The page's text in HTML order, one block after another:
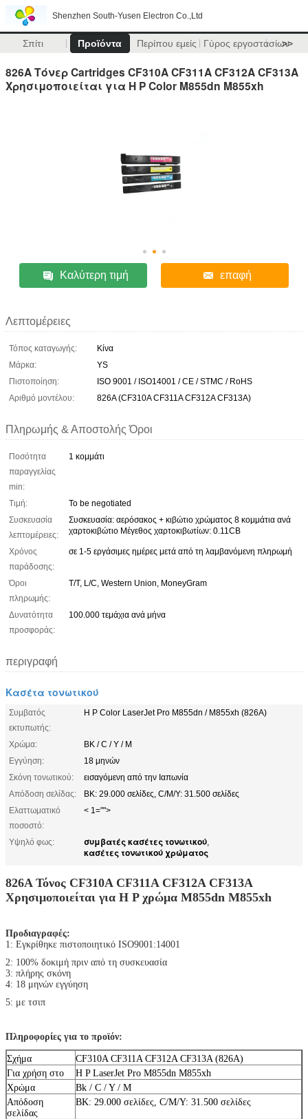
Shenzhen South-Yusen Electron Co.,Ltd
Σπίτι Προϊόντα Περίπου εμείς Γύρος εργοστασίων
>>
826A Τόνερ Cartridges CF310A CF311A CF312A CF313A
Χρησιμοποιείται για H P Color M855dn M855xh
Καλύτερη τιμή επαφή
Λεπτομέρειες
Τόπος καταγωγής:
Κίνα
Μάρκα:
YS
Πιστοποίηση:
ISO 9001 / ISO14001 / CE / STMC / RoHS
Αριθμό μοντέλου:
826A (CF310A CF311A CF312A CF313A)
Πληρωμής & Αποστολής Όροι
Ποσότητα
παραγγελίας
min:
1 κομμάτι
Τιμή:
To be negotiated
Συσκευασία
λεπτομέρειες:
Συσκευασία: αερόσακος + κιβώτιο χρώματος 8 κομμάτια ανά
χαρτοκιβώτιο Μέγεθος χαρτοκιβωτίων: 0.11CB
Χρόνος
παράδοσης:
σε 1-5 εργάσιμες ημέρες μετά από τη λαμβανόμενη πληρωμή
Όροι
πληρωμής:
T/T, L/C, Western Union, MoneyGram
Δυνατότητα
προσφοράς:
100.000 τεμάχια ανά μήνα
περιγραφή
Κασέτα τονωτικού
Συμβατός
εκτυπωτής:
H P Color LaserJet Pro M855dn / M855xh (826A)
Χρώμα:
BK / C / Y / M
Εγγύηση:
18 μηνών
Σκόνη τονωτικού:
εισαγόμενη από την Ιαπωνία
Απόδοση σελίδας:
BK: 29.000 σελίδες, C/M/Y: 31.500 σελίδες
Ελαττωματικό
ποσοστό:
< 1="">
Υψηλό φως: συμβατές κασέτες τονωτικού,
κασέτες τονωτικού χρώματος
826A Τόνος CF310A CF311A CF312A CF313A
Χρησιμοποιείται για H P χρώμα M855dn M855xh
Προδιαγραφές:
1: Εγκρίθηκε πιστοποιητικό ISO9001:14001
2: 100% δοκιμή πριν από τη συσκευασία
3: πλήρης σκόνη
4: 18 μηνών εγγύηση
5: με τσιπ
Πληροφορίες για το προϊόν:
Σχήμα
CF310A CF311A CF312A CF313A (826A)
Για χρήση στο
H P LaserJet Pro M855dn M855xh
Χρώμα
Bk / C / Y / M
Απόδοση
σελίδας
BK: 29.000 σελίδες, C/M/Y: 31.500 σελίδες